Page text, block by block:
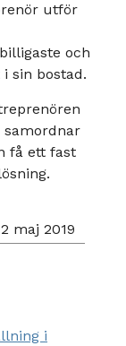
utför
och
sin bostad.
samordnar
få ett fast
2 maj 2019
i